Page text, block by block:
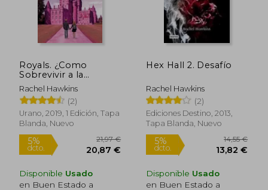
5%
dcto.
13,74 €
13,05 €
5%
dcto.
Royals. ¿Como
Sobrevivir a la
Realeza?
Rachel Hawkins
(2)
Urano, 2019, 1 Edición, Tapa
Blanda, Nuevo
Disponible Usado
en Buen Estado a
Hex Hall 2. Desafío
Rachel Hawkins
(2)
Ediciones Destino, 2013,
Tapa Blanda, Nuevo
Disponible Usado
en Buen Estado a